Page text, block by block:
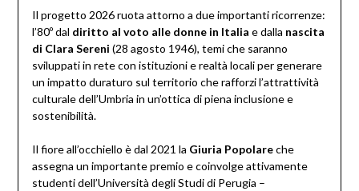
Il progetto 2026 ruota attorno a due importanti ricorrenze:
l’80º dal diritto al voto alle donne in Italia e dalla nascita
di Clara Sereni (28 agosto 1946), temi che saranno
sviluppati in rete con istituzioni e realtà locali per generare
un impatto duraturo sul territorio che rafforzi l’attrattività
culturale dell’Umbria in un’ottica di piena inclusione e
sostenibilità.
Il fiore all’occhiello è dal 2021 la Giuria Popolareche
assegna un importante premio e coinvolge attivamente
studenti dell’Università degli Studi di Perugia –